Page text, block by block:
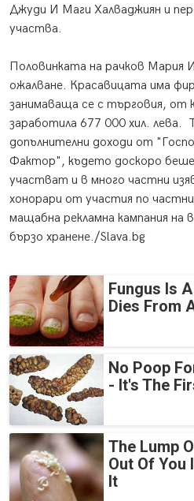
Джуди И Маги Халваджиян и
участва.
Половинката на рачков Мария
ожалване. Красавицата има
занимаваща се с търговия, от
заработила 677 000 хил. лева.
допълнителни доходи от
Фактор", където доскоро
участват и в много частни
хонорари от участия по
мащабна рекламна кампания на
бързо хранене./Slava.bg
Fungus Is
Dies From
No Poop
- It's The
The Lump
Out Of You
It